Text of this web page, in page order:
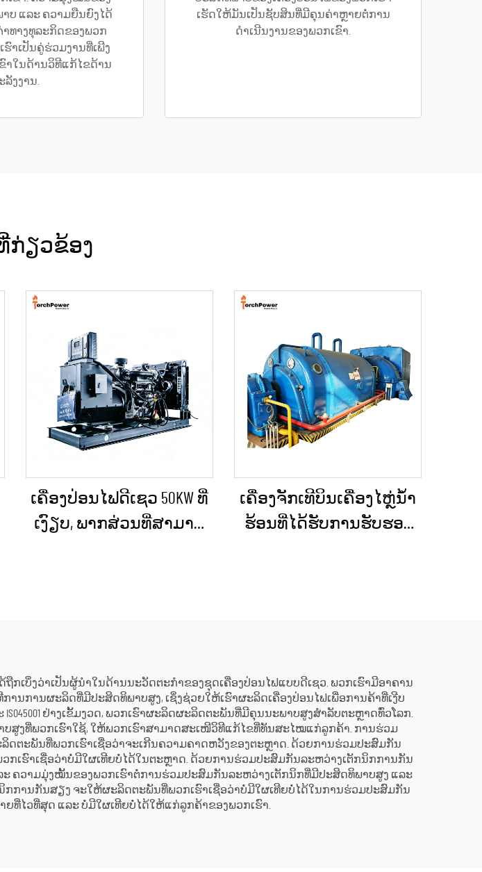
ບ ແລະ ຄວາມຍືນຍົງໄດ້
ທາງທຸລະກິດຂອງພວກ
ຮົາເປັນຄູ່ຮ່ວມງານທີ່ເພີງ
າໃນດ້ານວິທີແກ້ໄຂດ້ານ
ລັງງານ.
ເຮັດໃຫ້ມັນເປັນຊັບສິນທີ່ມີຄຸນຄ່າຫຼາຍຕໍ່ການ
ດຳເນີນງານຂອງພວກເຂົາ.
ກ່ຽວຂ້ອງ
ເຄື່ອງປ່ອນໄຟດີເຊວ 50KW ທີ່
ເງົຽບ, ພາກສ່ວນທີ່ສາມາດ
ເຄື່ອງຈັກເທີບິນເຄື່ອງໄຫຼ່ນ້ຳ
ຮ້ອນທີ່ໄດ້ຮັບການຮັບຮອງ
ພະລັງງານໄຟຟ້າ
Ltd ໄດ້ຖືກເບິ່ງວ່າເປັນຜູ້ນຳໃນດ້ານນະວັດຕະກຳຂອງຊຸດເຄື່ອງປ່ອນໄຟແບບດີເຊວ. ພວກເຮົາມີອາຄານ
ການການຜະລິດທີ່ມີປະສິດທິພາບສູງ, ເຊິ່ງຊ່ວຍໃຫ້ເຮົາຜະລິດເຄື່ອງປ່ອນໄຟເພື່ອການຄ້າທີ່ເງີບ
ລະ ISO45001 ຢ່າງເຂັ້ມງວດ, ພວກເຮົາຜະລິດຜະລິດຕະພັນທີ່ມີຄຸນນະພາບສູງສຳລັບຕະຫຼາດທົ່ວໂລກ.
ສູງທີ່ພວກເຮົາໃຊ້, ໃຫ້ພວກເຮົາສາມາດສະເໜີວິທີແກ້ໄຂທີ່ທັນສະໄໝແກ່ລູກຄ້າ. ການຮ່ວມ
ຕະພັນທີ່ພວກເຮົາເຊື່ອວ່າຈະເກີນຄວາມຄາດຫວັງຂອງຕະຫຼາດ. ດ້ວຍການຮ່ວມປະສົມກັນ
ເຮົາເຊື່ອວ່າບໍ່ມີໃຜເທີຍບໍ່ໄດ້ໃນຕະຫຼາດ. ດ້ວຍການຮ່ວມປະສົມກັນລະຫວ່າງເຕັກນິກການກັນ
ຄວາມມຸ່ງໝັ້ນຂອງພວກເຮົາຕໍ່ການຮ່ວມປະສົມກັນລະຫວ່າງເຕັກນິກທີ່ມີປະສິດທິພາບສູງ ແລະ
ການກັນສຽງ ຈະໃຫ້ຜະລິດຕະພັນທີ່ພວກເຮົາເຊື່ອວ່າບໍ່ມີໃຜເທີຍບໍ່ໄດ້ໃນການຮ່ວມປະສົມກັນ
ໄວທີ່ສຸດ ແລະ ບໍ່ມີໃຜເທີຍບໍ່ໄດ້ໃຫ້ແກ່ລູກຄ້າຂອງພວກເຮົາ.